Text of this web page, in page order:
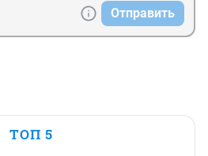
Отправить
ТОП 5